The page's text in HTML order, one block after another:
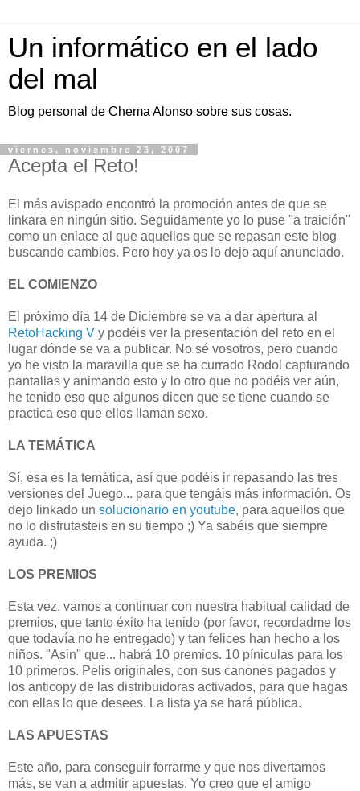
Un informático en el lado
del mal
Blog personal de Chema Alonso sobre sus cosas.
viernes, noviembre 23, 2007
Acepta el Reto!
El más avispado encontró la promoción antes de que se
linkara en ningún sitio. Seguidamente yo lo puse "a traición"
como un enlace al que aquellos que se repasan este blog
buscando cambios. Pero hoy ya os lo dejo aquí anunciado.
EL COMIENZO
El próximo día 14 de Diciembre se va a dar apertura al
RetoHacking V y podéis ver la presentación del reto en el
lugar dónde se va a publicar. No sé vosotros, pero cuando
yo he visto la maravilla que se ha currado Rodol capturando
pantallas y animando esto y lo otro que no podéis ver aún,
he tenido eso que algunos dicen que se tiene cuando se
practica eso que ellos llaman sexo.
LA TEMÁTICA
Sí, esa es la temática, así que podéis ir repasando las tres
versiones del Juego... para que tengáis más información. Os
dejo linkado un solucionario en youtube, para aquellos que
no lo disfrutasteis en su tiempo ;) Ya sabéis que siempre
ayuda. ;)
LOS PREMIOS
Esta vez, vamos a continuar con nuestra habitual calidad de
premios, que tanto éxito ha tenido (por favor, recordadme los
que todavía no he entregado) y tan felices han hecho a los
niños. "Asin" que... habrá 10 premios. 10 píniculas para los
10 primeros. Pelis originales, con sus canones pagados y
los anticopy de las distribuidoras activados, para que hagas
con ellas lo que desees. La lista ya se hará pública.
LAS APUESTAS
Este año, para conseguir forrarme y que nos divertamos
más, se van a admitir apuestas. Yo creo que el amigo